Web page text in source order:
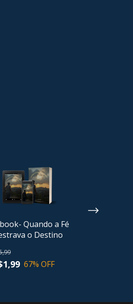
Quando a Fé
o Destino
67% OFF